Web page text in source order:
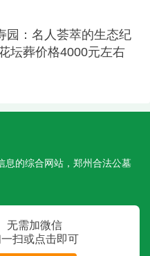
地考察和比较，最终
园：名人荟萃的生态纪
坛葬价格4000元左右
息的综合网站，郑州合法公墓
无需加微信
扫或点击即可